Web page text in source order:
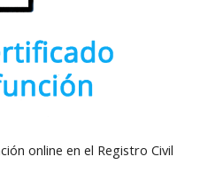
online en el Registro Civil